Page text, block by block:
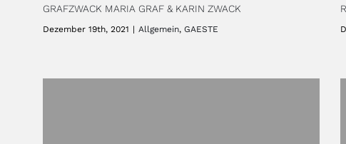
GRAFZWACK MARIA GRAF & KARIN ZWACK
Dezember 19th, 2021 | Allgemein, GAESTE